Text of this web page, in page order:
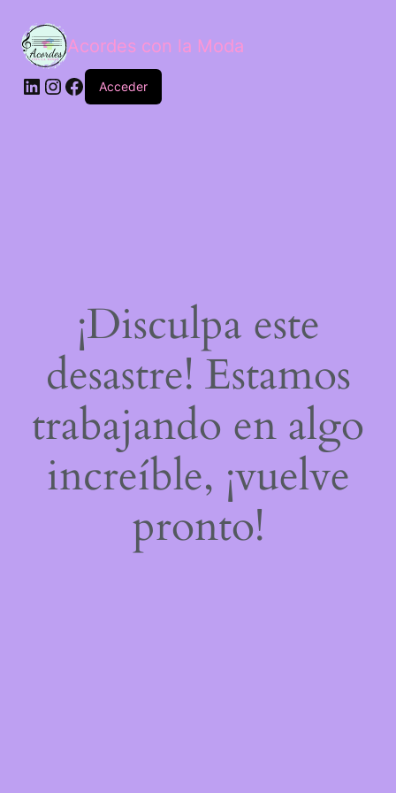
Acordes con la Moda
Acceder
¡Disculpa este
desastre! Estamos
trabajando en algo
increíble, ¡vuelve
pronto!